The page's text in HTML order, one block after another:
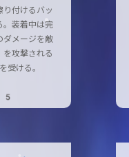
り付けるバッ
。装着中は完
ダメージを敵
を攻撃される
ける。